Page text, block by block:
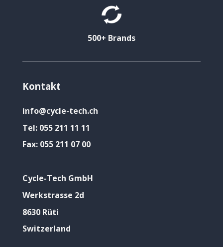
500+ Brands
Kontakt
info@cycle-tech.ch
Tel: 055 211 11 11
Fax: 055 211 07 00
Cycle-Tech GmbH
Werkstrasse 2d
8630 Rüti
Switzerland